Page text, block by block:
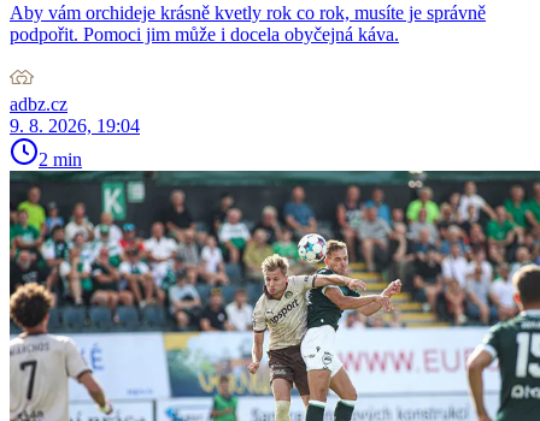
Aby vám orchideje krásně kvetly rok co rok, musíte je správně
podpořit. Pomoci jim může i docela obyčejná káva.
adbz.cz
9. 8. 2026, 19:04
2 min